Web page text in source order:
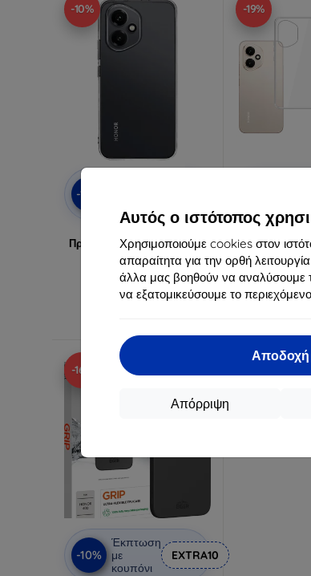
Αυτός ο ιστότοπος
Χρησιμοποιούμε cookies στον
απαραίτητα για την ορθή
άλλα μας βοηθούν να αναλύσουμε
να εξατομικεύσουμε το περιεχόμενο
Αποδοχή
Απόρριψη
-10%
-10%
Προστασίας για Honor 400
Διαφανής
10,90 €
9,81 €
-19%
Τελευταίο
-16%
-10%
Έκπτωση
με
κουπόνι
EXTRA10